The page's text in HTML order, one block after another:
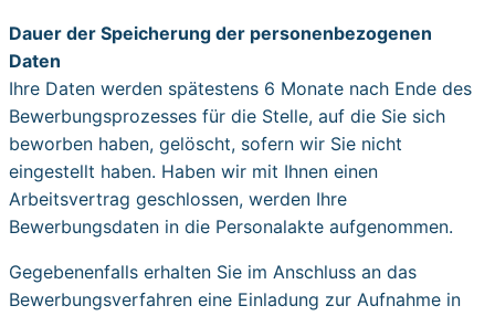
Dauer der Speicherung der personenbezogenen
Daten
Ihre Daten werden spätestens 6 Monate nach Ende des
Bewerbungsprozesses für die Stelle, auf die Sie sich
beworben haben, gelöscht, sofern wir Sie nicht
eingestellt haben. Haben wir mit Ihnen einen
Arbeitsvertrag geschlossen, werden Ihre
Bewerbungsdaten in die Personalakte aufgenommen.
Gegebenenfalls erhalten Sie im Anschluss an das
Bewerbungs­verfahren eine Einladung zur Aufnahme in